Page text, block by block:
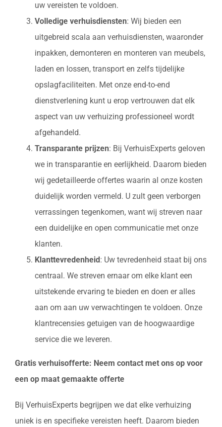
uw vereisten te voldoen.
Volledige verhuisdiensten: Wij bieden een
uitgebreid scala aan verhuisdiensten, waaronder
inpakken, demonteren en monteren van meubels,
laden en lossen, transport en zelfs tijdelijke
opslagfaciliteiten. Met onze end-to-end
dienstverlening kunt u erop vertrouwen dat elk
aspect van uw verhuizing professioneel wordt
afgehandeld.
Transparante prijzen: Bij VerhuisExperts geloven
we in transparantie en eerlijkheid. Daarom bieden
wij gedetailleerde offertes waarin al onze kosten
duidelijk worden vermeld. U zult geen verborgen
verrassingen tegenkomen, want wij streven naar
een duidelijke en open communicatie met onze
klanten.
Klanttevredenheid : Uw tevredenheid staat bij ons
centraal. We streven ernaar om elke klant een
uitstekende ervaring te bieden en doen er alles
aan om aan uw verwachtingen te voldoen. Onze
klantrecensies getuigen van de hoogwaardige
service die we leveren.
Gratis verhuisofferte: Neem contact met ons op voor
een op maat gemaakte offerte
Bij VerhuisExperts begrijpen we dat elke verhuizing
uniek is en specifieke vereisten heeft. Daarom bieden